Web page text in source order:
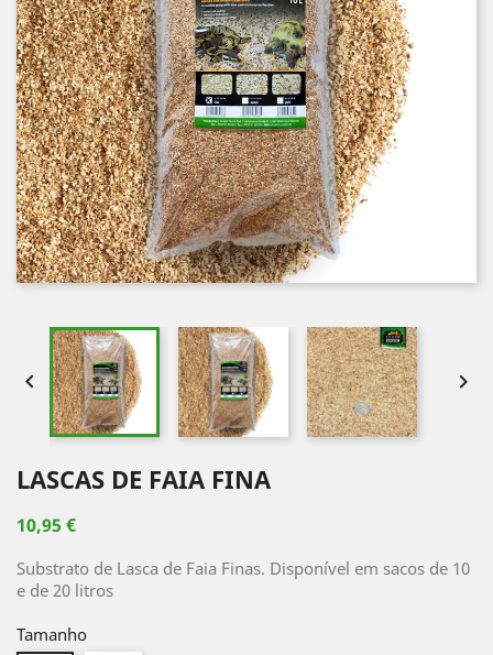
 
LASCAS DE FAIA FINA
10,95 €
Substrato de Lasca de Faia Finas. Disponível em sacos de 10
e de 20 litros
Tamanho